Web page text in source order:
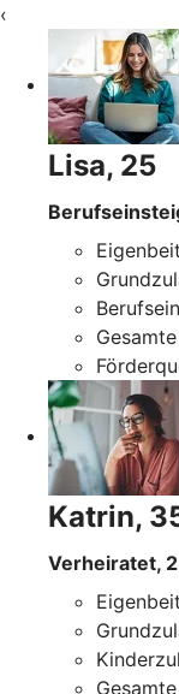
‹
Lisa, 25
Katrin,
Verheiratet,